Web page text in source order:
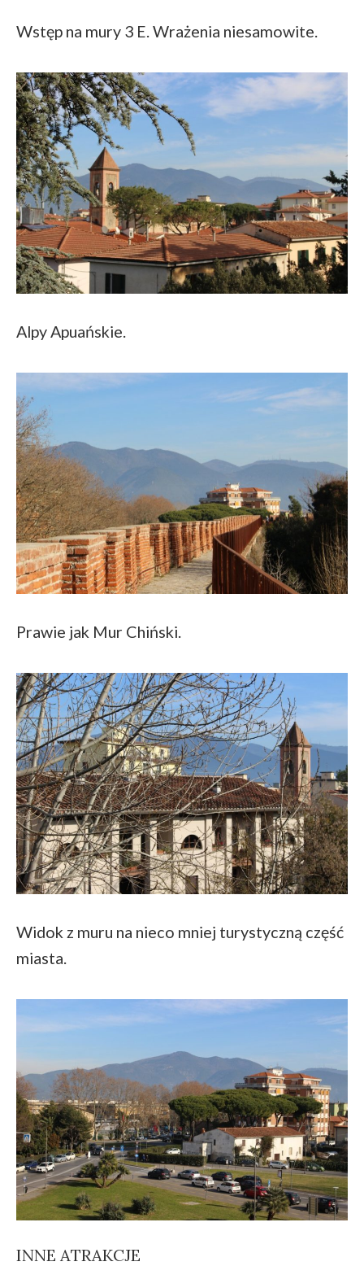
Wstęp na mury 3 E. Wrażenia niesamowite.
Alpy Apuańskie.
Prawie jak Mur Chiński.
Widok z muru na nieco mniej turystyczną część
miasta.
INNE ATRAKCJE